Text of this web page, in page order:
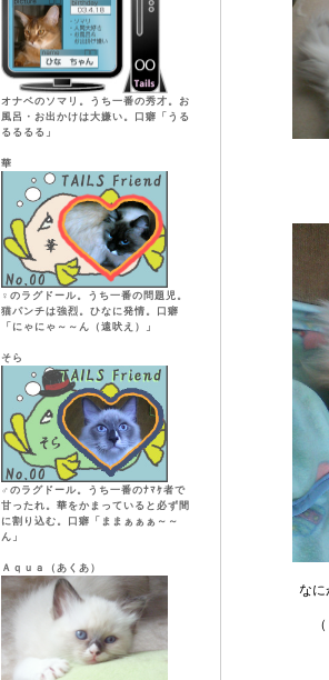
オナベのソマリ。うち一番の秀才。お
風呂・お出かけは大嫌い。口癖「うる
るるるる」
華
♀のラグドール。うち一番の問題児。
猫パンチは強烈。ひなに発情。口癖
「にゃにゃ～～ん（遠吠え）」
そら
♂のラグドール。うち一番のﾅﾏｹ者で
甘ったれ。華をかまっていると必ず間
に割り込む。口癖「ままぁぁぁ～～
ん」
Ａｑｕａ（あくあ）
なに